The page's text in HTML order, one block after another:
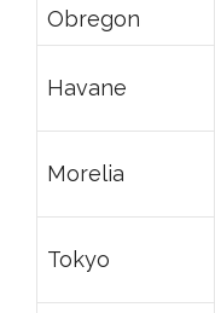
Obregon
Havane
Morelia
Tokyo